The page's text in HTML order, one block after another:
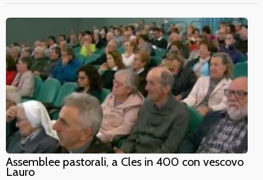
Assemblee pastorali, a Cles in 400 con vescovo
Lauro